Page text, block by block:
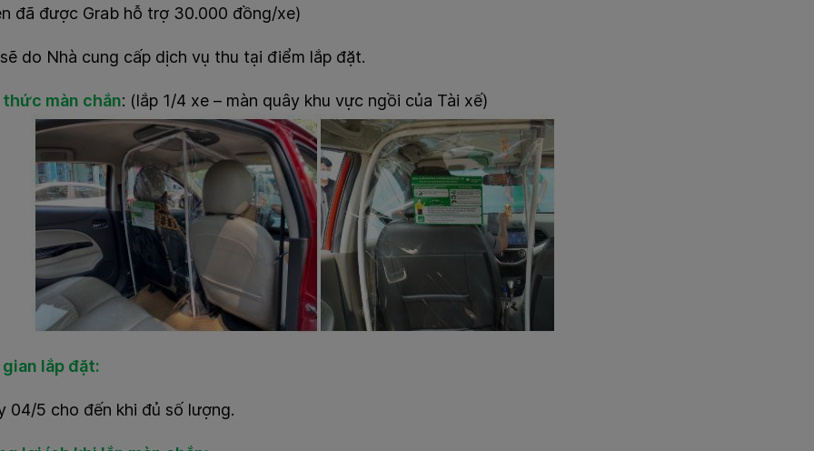
đã được Grab hỗ trợ 30.000 đồng/xe)
do Nhà cung cấp dịch vụ thu tại điểm lắp đặt.
thức màn chắn: (lắp 1/4 xe – màn quây khu vực ngồi của Tài xế)
lắp đặt:
04/5 cho đến khi đủ số lượng.